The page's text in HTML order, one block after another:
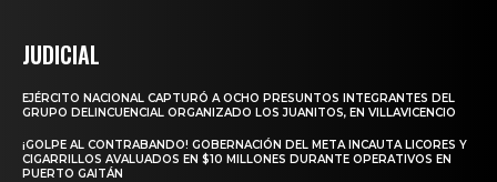
JUDICIAL
EJÉRCITO NACIONAL CAPTURÓ A OCHO PRESUNTOS INTEGRANTES DEL
GRUPO DELINCUENCIAL ORGANIZADO LOS JUANITOS, EN VILLAVICENCIO
¡GOLPE AL CONTRABANDO! GOBERNACIÓN DEL META INCAUTA LICORES Y
CIGARRILLOS AVALUADOS EN $10 MILLONES DURANTE OPERATIVOS EN
PUERTO GAITÁN